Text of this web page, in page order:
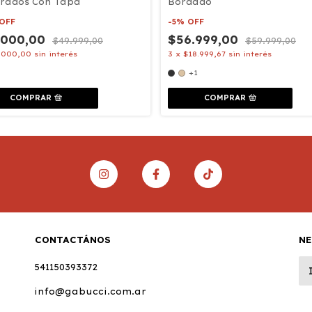
OFF
$49.999,00
sin interés
COMPRAR
-5% OFF
$56.999,00 $59.999,00
3 x $18.999,67 sin interés
+1
COMPRAR
CONTACTÁNOS
541150393372
info@gabucci.com.ar